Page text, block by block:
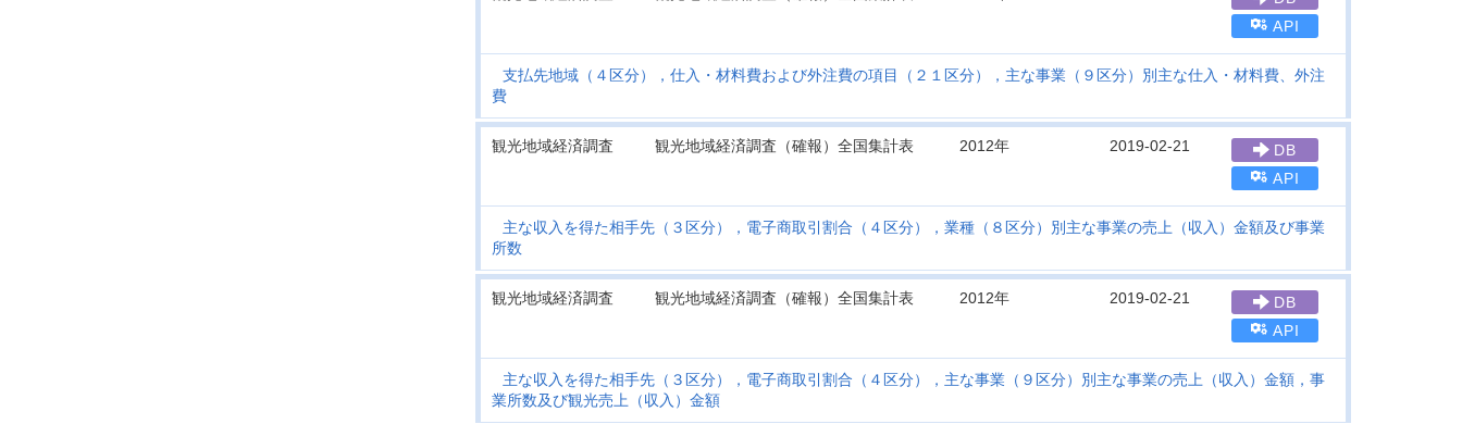
API
支払先地域（４区分），仕入・材料費および外注費の項目（２１区分），主な事業（９区分）別主な仕入・材料費、外注
費
観光地域経済調査 観光地域経済調査（確報）全国集計表 2012年 2019-02-21
DB
API
主な収入を得た相手先（３区分），電子商取引割合（４区分），業種（８区分）別主な事業の売上（収入）金額及び事業
所数
観光地域経済調査 観光地域経済調査（確報）全国集計表 2012年 2019-02-21
DB
API
主な収入を得た相手先（３区分），電子商取引割合（４区分），主な事業（９区分）別主な事業の売上（収入）金額，事
業所数及び観光売上（収入）金額